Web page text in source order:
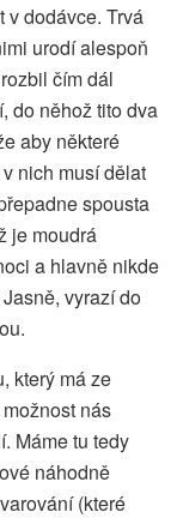
v dodávce. Trvá
urodí alespoň
čím dál
do něhož tito dva
aby některé
nich musí dělat
spousta
je moudrá
a hlavně nikde
vyrazí do
který má ze
nás
Máme tu tedy
náhodně
(které